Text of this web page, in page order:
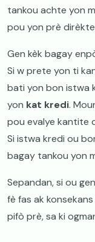
tankou achte yon
pou yon prè
Gen kèk bagay
Si w prete yon ti
bati yon bon istwa
yon kat kredi.
pou evalye kantite
Si istwa kredi ou
bagay tankou yon
Sepandan, si ou
fè fas ak
pifò prè, sa ki